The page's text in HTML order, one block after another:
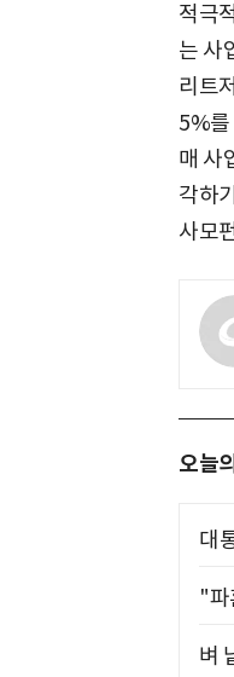
적극
는 사
리트
5%를
매 사
각하
사모
오늘
대
"파
벼